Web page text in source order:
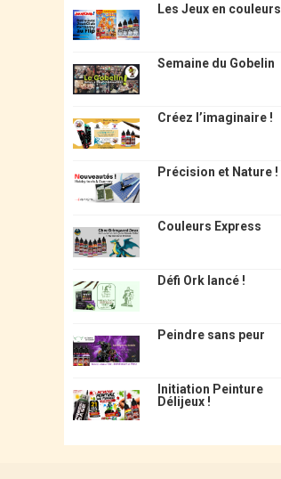
Les Jeux en couleurs
Semaine du Gobelin
Créez l’imaginaire !
Précision et Nature !
Couleurs Express
Défi Ork lancé !
Peindre sans peur
Initiation Peinture
Délijeux !